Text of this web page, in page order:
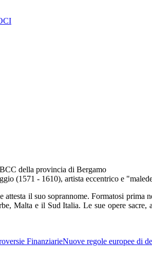
della provincia di Bergamo
(1571 - 1610), artista eccentrico e
il suo soprannome. Formatosi
Malta e il Sud Italia. Le sue opere
FinanziarieNuove regole europee di